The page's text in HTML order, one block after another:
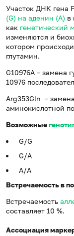
Участок ДНК гена
(G) на аденин (А) в
как генетический
изменяются и
котором
глутамин.
G10976A – замена
10976
Arg353Gln –
аминокислотной
Возможные
G/G
G/A
А/А
Встречаемость в
Встречаемость
составляет 10 %.
Ассоциация